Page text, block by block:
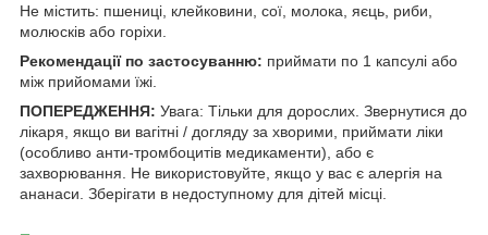
Не містить: пшениці, клейковини, сої, молока, яєць, риби,
молюсків або горіхи.
Рекомендації по застосуванню: приймати по 1 капсулі або
між прийомами їжі.
ПОПЕРЕДЖЕННЯ: Увага: Тільки для дорослих. Звернутися до
лікаря, якщо ви вагітні / догляду за хворими, приймати ліки
(особливо анти-тромбоцитів медикаменти), або є
захворювання. Не використовуйте, якщо у вас є алергія на
ананаси. Зберігати в недоступному для дітей місці.